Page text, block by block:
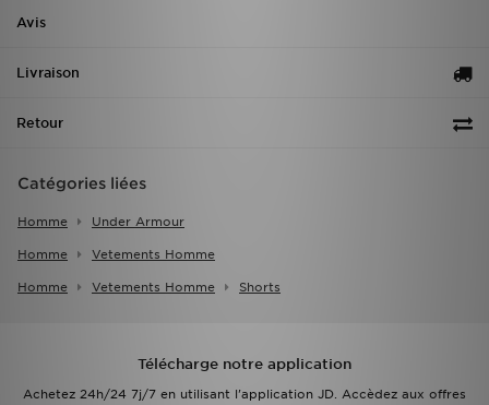
Avis
Livraison
Retour
Catégories liées
Homme Under Armour
Homme Vetements Homme
Homme Vetements Homme Shorts
Télécharge notre application
Achetez 24h/24 7j/7 en utilisant l'application JD. Accèdez aux offres